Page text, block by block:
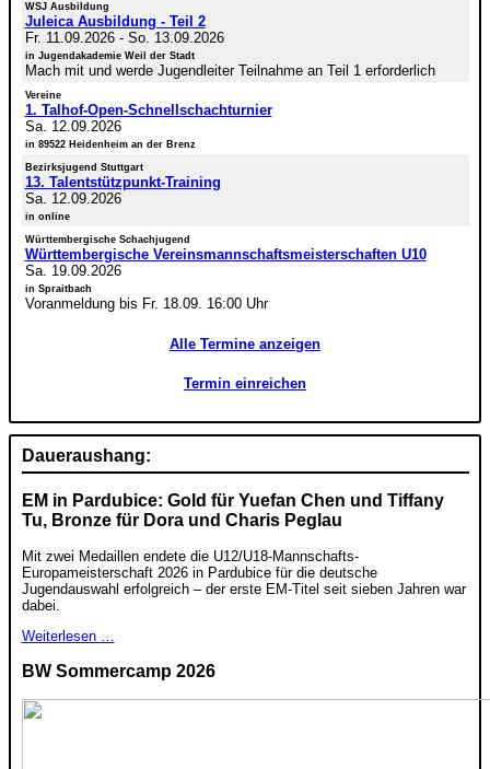
WSJ Ausbildung
Juleica Ausbildung - Teil 2
Fr. 11.09.2026- So. 13.09.2026
in Jugendakademie Weil der Stadt
Mach mit und werde Jugendleiter Teilnahme an Teil 1 erforderlich
Vereine
1. Talhof-Open-Schnellschachturnier
Sa. 12.09.2026
in 89522 Heidenheim an der Brenz
Bezirksjugend Stuttgart
13. Talentstützpunkt-Training
Sa. 12.09.2026
in online
Württembergische Schachjugend
Württembergische Vereinsmannschaftsmeisterschaften U10
Sa. 19.09.2026
in Spraitbach
Voranmeldung bis Fr. 18.09. 16:00 Uhr
Alle Termine anzeigen
Termin einreichen
Daueraushang:
EM in Pardubice: Gold für Yuefan Chen und Tiffany
Tu, Bronze für Dora und Charis Peglau
Mit zwei Medaillen endete die U12/U18-Mannschafts-
Europameisterschaft 2026 in Pardubice für die deutsche
Jugendauswahl erfolgreich – der erste EM-Titel seit sieben Jahren war
dabei.
Weiterlesen …
BW Sommercamp 2026